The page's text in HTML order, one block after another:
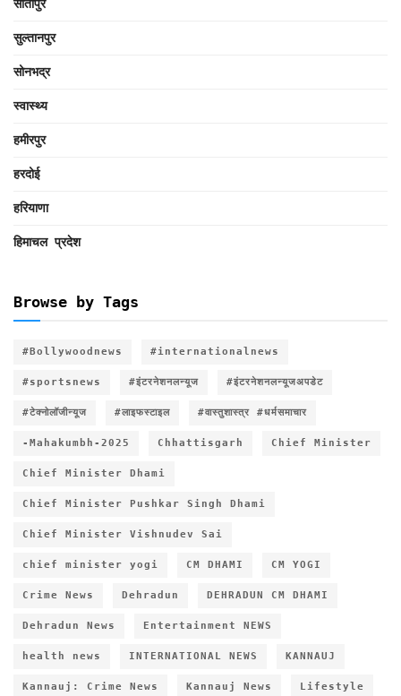
सीतापुर
सुल्तानपुर
सोनभद्र
स्वास्थ्य
हमीरपुर
हरदोई
हरियाणा
हिमाचल प्रदेश
Browse by Tags
#Bollywoodnews #internationalnews
#sportsnews #इंटरनेशनलन्यूज #इंटरनेशनलन्यूजअपडेट
#टेक्नोलॉजीन्यूज #लाइफस्टाइल #वास्तुशास्त्र #धर्मसमाचार
-Mahakumbh-2025 Chhattisgarh Chief Minister
Chief Minister Dhami
Chief Minister Pushkar Singh Dhami
Chief Minister Vishnudev Sai
chief minister yogi CM DHAMI CM YOGI
Crime News Dehradun DEHRADUN CM DHAMI
Dehradun News Entertainment NEWS
health news INTERNATIONAL NEWS KANNAUJ
Kannauj: Crime News Kannauj News Lifestyle